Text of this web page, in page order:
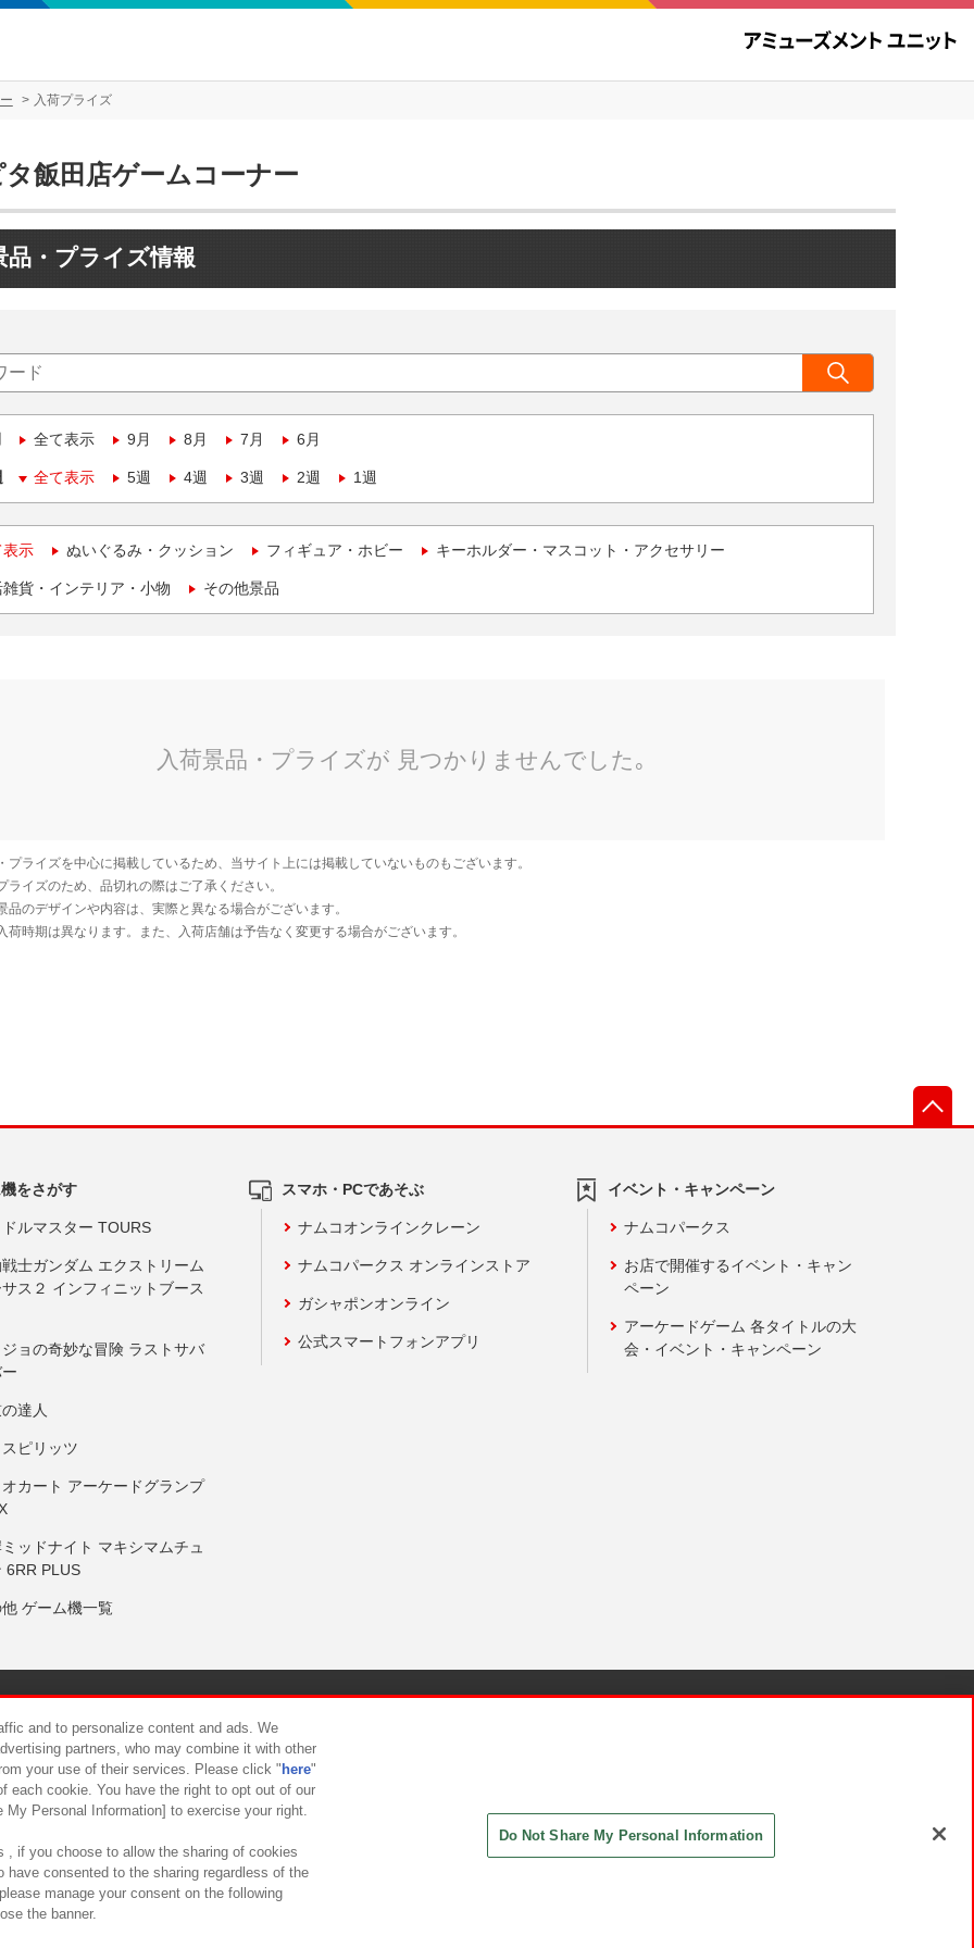
入荷プライズ
飯田店ゲームコーナー
品・プライズ情報
全て表示 9月 8月 7月 6月
全て表示 5週 4週 3週 2週 1週
表示 ぬいぐるみ・クッション フィギュア・ホビー キーホルダー・マスコット・アクセサリー
貨・インテリア・小物 その他景品
をさがす
ルマスター TOURS
士ガンダム エクストリーム
ス２ インフィニットブース
ョの奇妙な冒険 ラストサバ
達人
ピリッツ
カート アーケードグランプ
ッドナイト マキシマムチュ
6RR PLUS
ゲーム機一覧
スマホ・PCであそぶ
ナムコオンラインクレーン
ナムコパークス オンラインストア
ガシャポンオンライン
公式スマートフォンアプリ
イベント・キャンペーン
ナムコパークス
お店で開催するイベント・キャン
ペーン
アーケードゲーム 各タイトルの大
会・イベント・キャンペーン
について カスタマーハラスメント対応方針
and to personalize content and ads. We
partners, who may combine it with other
your use of their services. Please click " here"
each cookie. You have the right to opt out of our
Personal Information] to exercise your right.
, if you choose to allow the sharing of cookies
have consented to the sharing regardless of the
manage your consent on the following
the banner.
Do Not Share My Personal Information